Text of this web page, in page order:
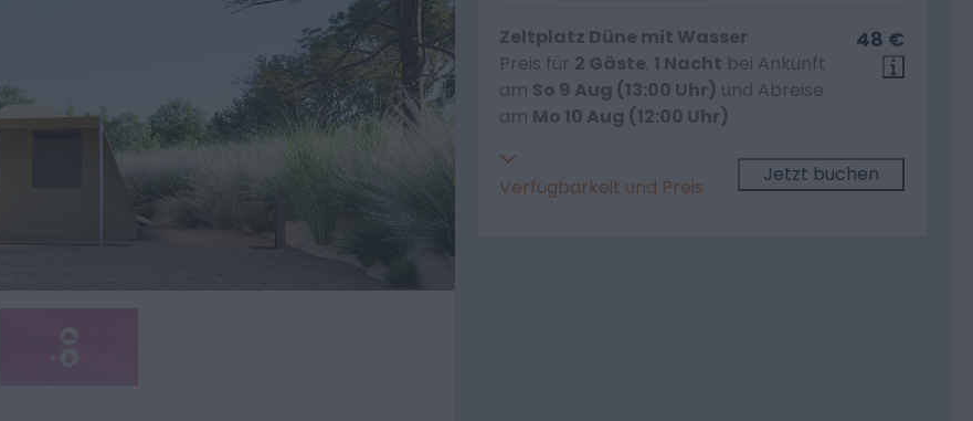
48 €
Zeltplatz Düne mit Wasser
Preis für 2 Gäste, 1 Nacht bei Ankunft
am So 9 Aug (13:00 Uhr) und Abreise
am Mo 10 Aug (12:00 Uhr)
Verfügbarkeit und Preis
Jetzt buchen